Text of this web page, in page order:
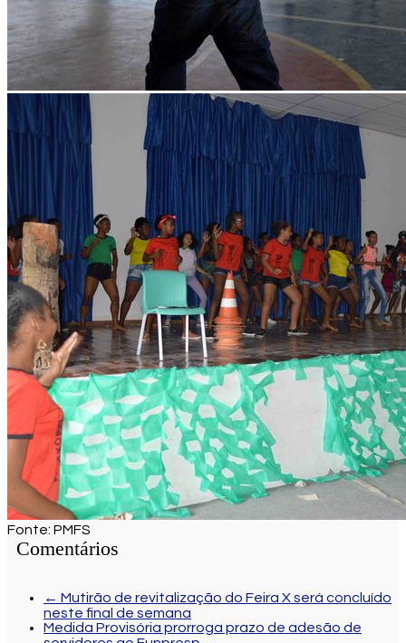
Fonte: PMFS
Comentários
← Mutirão de revitalização do Feira X será concluído
neste final de semana
Medida Provisória prorroga prazo de adesão de